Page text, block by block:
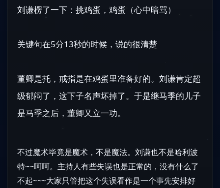
刘谦楞了一下：挑鸡蛋，鸡蛋（心中暗骂）
关键句在5分13秒的时候，说的很清楚
董卿是托，戒指是在鸡蛋里准备好的。刘谦肯定超
级郁闷了，这下子名声坏掉了。于是继马季的儿子
是马季之后，董卿又立一功。
不过魔术毕竟是魔术，不是魔法。刘谦也不是哈利波
特~~呵呵。主持人有些失误也是正常的，没有什么了
不起~~~大家只管把这个失误看作是一个事先安排好